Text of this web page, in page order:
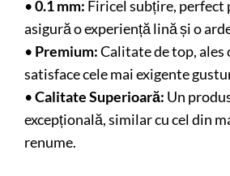
•0.1 mm: Firicel subțire, perfect
asigură o experiență lină și o
• Premium:Calitate de top, ales
satisface cele mai exigente
•Calitate Superioară: Un
excepțională, similar cu cel din
renume.